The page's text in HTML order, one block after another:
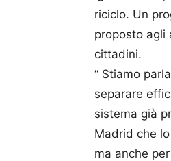
riciclo. Un
proposto agli
cittadini.
“ Stiamo
separare
sistema già
Madrid che
ma anche